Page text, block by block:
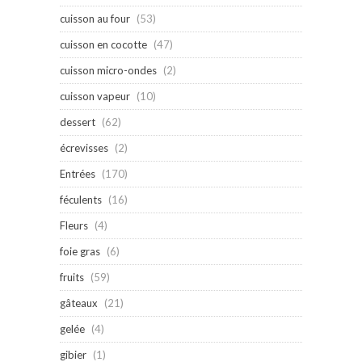
cuisson au four (53)
cuisson en cocotte (47)
cuisson micro-ondes (2)
cuisson vapeur (10)
dessert (62)
écrevisses (2)
Entrées (170)
féculents (16)
Fleurs (4)
foie gras (6)
fruits (59)
gâteaux
(21)
gelée (4)
gibier (1)